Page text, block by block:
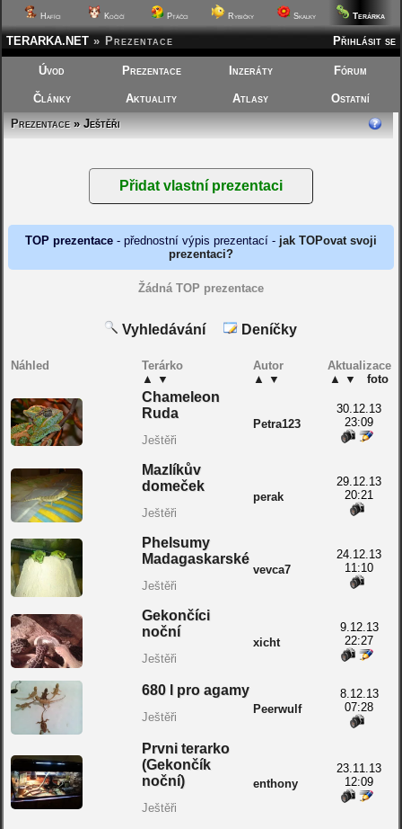
Hafíci Kočičí Ptáčci Rybičky Skalky Terárka
Přihlásit se
TERARKA.NET » Prezentace
Úvod Prezentace Inzeráty Fórum
Články Aktuality Atlasy
Ostatní
Prezentace» Ještěři
TOP prezentace- přednostní výpis prezentací - jak TOPovat svoji
prezentaci?
Žádná TOP prezentace
Vyhledávání Deníčky
Náhled
Terárko
▲ ▼
Autor
▲ ▼
Aktualizace
▲ ▼ foto
Chameleon
Ruda
Ještěři
Petra123
30.12.13
23:09
Mazlíkův
domeček
Ještěři
perak
29.12.13
20:21
Phelsumy
Madagaskarské
Ještěři
vevca7
24.12.13
11:10
Gekončíci
noční
Ještěři
xicht
9.12.13
22:27
680 l pro agamy
Ještěři
Peerwulf
8.12.13
07:28
Prvni terarko
(Gekončík
noční)
Ještěři
enthony
23.11.13
12:09